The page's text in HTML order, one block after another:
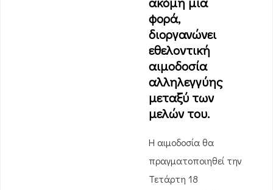
φορά,
διοργανώνει
εθελοντική
αιμοδοσία
αλληλεγγύης
μεταξύ των
μελών του.
Η αιμοδοσία θα
πραγματοποιηθεί την
Τετάρτη 18